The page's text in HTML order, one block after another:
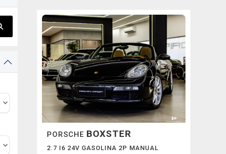
PORSCHE BOXSTER
2.7 I6 24V GASOLINA 2P MANUAL